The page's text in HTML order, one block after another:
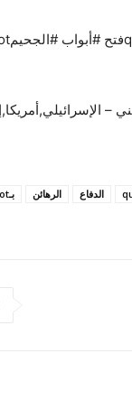
–
الدفاع الرهائن بـquotفتح